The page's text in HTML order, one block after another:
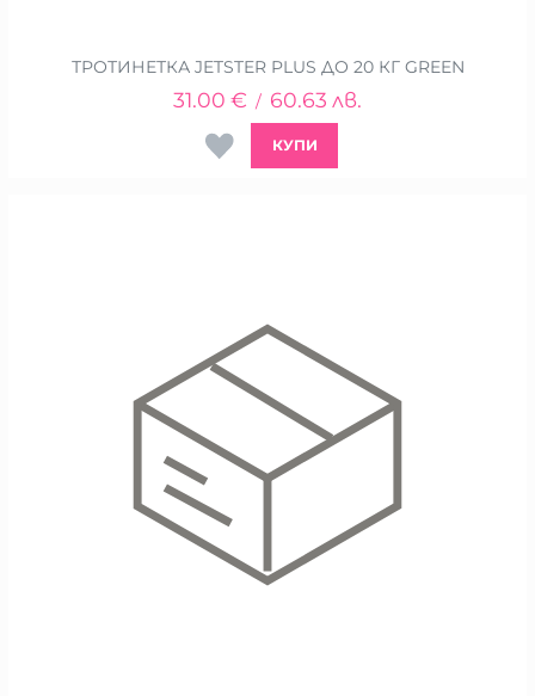
ТРОТИНЕТКА JETSTER PLUS ДО 20 КГ GREEN
31.00 € / 60.63 лв.
КУПИ